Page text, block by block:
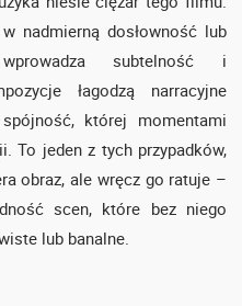
nadmierną dosłowność lub
subtelność i
łagodzą narracyjne
której momentami
To jeden z tych przypadków,
obraz, ale wręcz go ratuje –
scen, które bez niego
lub banalne.